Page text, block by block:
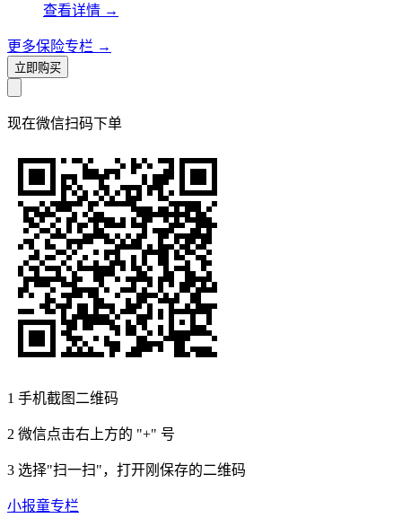
查看详情 →
更多保险专栏 →
立即购买
现在微信扫码下单
1 手机截图二维码
2 微信点击右上方的 "+" 号
3 选择"扫一扫"，打开刚保存的二维码
小报童专栏